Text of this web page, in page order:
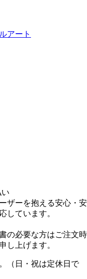
ザーを抱える安心・安
しています。
の必要な方はご注文時
し上げます。
（日・祝は定休日で